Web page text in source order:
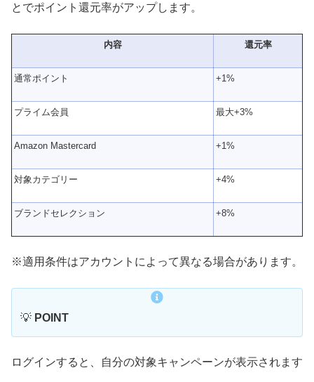
とでポイント還元率がアップします。
内容 還元率
通常ポイント +1%
プライム会員 最大+3%
Amazon Mastercard +1%
対象カテゴリー +4%
ブランドセレクション +8%
※適用条件はアカウントによって異なる場合があります。
💡 POINT
ログインすると、自分の対象キャンペーンが表示されます